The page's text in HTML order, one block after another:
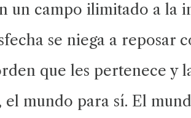
un campo ilimitado a la
se niega a reposar
que les pertenece y
mundo para sí. El